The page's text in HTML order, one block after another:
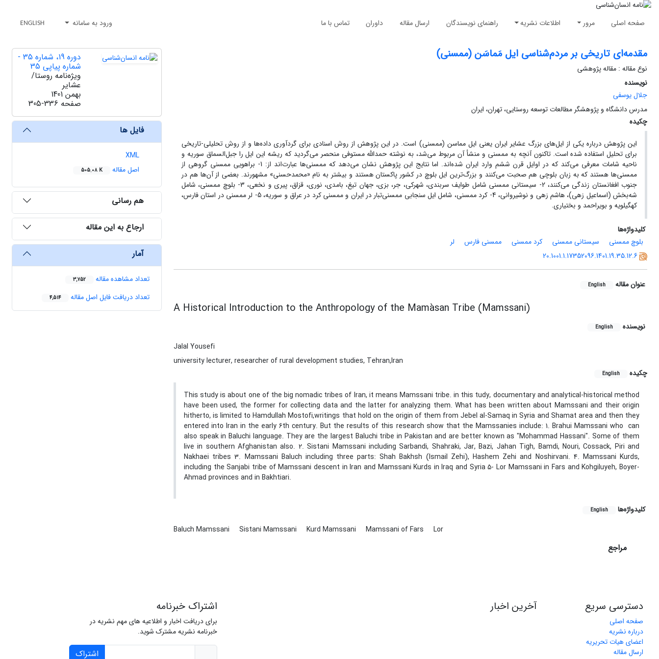
صفحه اصلی مرور اطلاعات نشریه راهنمای نویسندگان ارسال مقاله داوران تماس با ما ورود به سامانه ENGLISH
مقدمه‌ای تاریخی بر مردم‌شناسی ایل مَماسَن (ممسنی)
نوع مقاله : مقاله پژوهشی
نویسنده
جلال یوسفی
مدرس دانشگاه و پژوهشگر مطالعات توسعه روستایی، تهران، ایران
چکیده
این پژوهش درباره یکی از ایل‌های بزرگ عشایر ایران یعنی ایل مماسن (ممسنی) است. در این پژوهش از روش اسنادی برای گردآوری داده‌ها و از روش تحلیلی-تاریخی
برای تحلیل استفاده شده است. تاکنون آنچه به ممسنی و منشأ آن مربوط می‌شد، به نوشته حمدالله مستوفی منحصر می‌گردید که ریشه این ایل را جبل‌السماق سوریه و
ناحیه شامات معرفی می‌کند که در اوایل قرن ششم وارد ایران شده‌اند. اما نتایج این پژوهش نشان می‌دهد که ممسنی‌ها عبارت‌اند از: 1- براهویی ممسنی گروهی از
ممسنی‌ها هستند که به زبان بلوچی هم صحبت می‌کنند و بزرگ‌ترین ایل بلوچ در کشور پاکستان هستند و بیشتر به نام «محمدحسنی» مشهورند. بعضی از آن‌ها هم در
جنوب افغانستان زندگی می‌کنند، 2- سیستانی ممسنی شامل طوایف سربندی، شهرکی، جر، بزی، جهان تیغ، بامدی، نوری، قزاق، پیری و نخعی، 3- بلوچ ممسنی، شامل
شه‌بخش (اسماعیل زهی)، هاشم زهی و نوشیروانی، 4- کرد ممسنی، شامل ایل سنجابی ممسنی‌تبار در ایران و ممسنی کرد در عراق و سوریه، 5- لر ممسنی در استان فارس،
کهگیلویه و بویراحمد و بختیاری.
کلیدواژه‌ها
بلوچ ممسنی
سیستانی ممسنی کرد ممسنی ممسنی فارس
لر
20.1001.1.17352096.1401.19.35.12.6
عنوان مقاله English
A Historical Introduction to the Anthropology of the Mamàsan Tribe (Mamssani)
نویسنده English
Jalal Yousefi
university lecturer, researcher of rural development studies, Tehran,Iran
چکیده
English
This study is about one of the big nomadic tribes of Iran, it means Mamssani tribe. in this tudy, documentary and analytical-historical method
have been used, the former for collecting data and the latter for analyzing them. What has been written about Mamssani and their origin
hitherto, is limited to Hamdullah Mostofi,writings that hold on the origin of them from Jebel al-Samaq in Syria and Shamat area and then they
entered into Iran in the early 6th century. But the results of this research show that the Mamssanies include: 1. Brahui Mamssani who can
also speak in Baluchi language. They are the largest Baluchi tribe in Pakistan and are better known as "Mohammad Hassani". Some of them
live in southern Afghanistan also. 2. Sistani Mamssani including Sarbandi, Shahraki, Jar, Bazi, Jahan Tigh, Bamdi, Nouri, Cossack, Piri and
Nakhaei tribes 3. Mamssani Baluch including three parts: Shah Bakhsh (Ismail Zehi), Hashem Zehi and Noshirvani. 4. Mamssani Kurds,
including the Sanjabi tribe of Mamssani descent in Iran and Mamssani Kurds in Iraq and Syria 5- Lor Mamssani in Fars and Kohgiluyeh, Boyer-
Ahmad provinces and in Bakhtiari.
کلیدواژه‌ها English
Baluch Mamssani Sistani Mamssani Kurd Mamssani Mamssani of Fars Lor
مراجع
دوره 19، شماره 35 -
شماره پیاپی 35
ویژه‌نامه روستا/
عشایر
بهمن 1401
صفحه 305-336
فایل ها
XML
اصل مقاله
505.08 K
هم رسانی
ارجاع به این مقاله
آمار
تعداد مشاهده مقاله 3,752
تعداد دریافت فایل اصل مقاله 4,514
دسترسی سریع
صفحه اصلی
درباره نشریه
اعضای هیات تحریریه
ارسال مقاله
آخرین اخبار اشتراک خبرنامه
برای دریافت اخبار و اطلاعیه های مهم نشریه در
خبرنامه نشریه مشترک شوید.
اشتراک